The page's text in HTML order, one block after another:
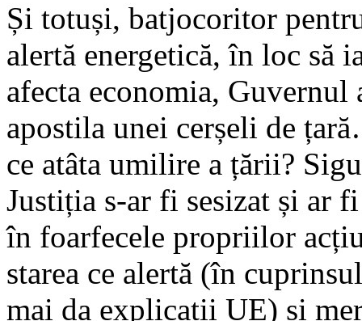
Și totuși, batjocoritor
alertă energetică, în loc să
afecta economia,
apostila unei cerșeli de
ce atâta umilire a țării?
Justiția s-ar fi sesizat și ar
în foarfecele propriilor
starea ce alertă (în
mai da explicații UE) și